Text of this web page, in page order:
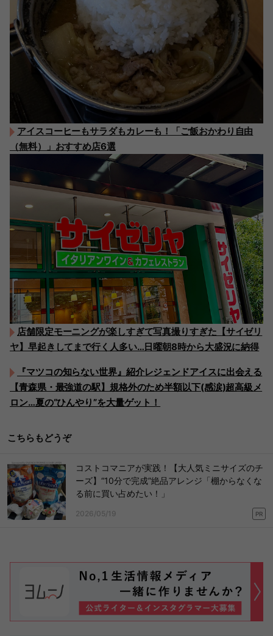
アイスコーヒーもサラダもカレーも！「ご飯おかわり自由
（無料）」おすすめ店6選
店舗限定モーニングが楽しすぎて写真撮りすぎた【サイゼリ
ヤ】早起きしてまで行く人多い…日曜朝8時から大盛況に納得
『マツコの知らない世界』紹介レジェンドアイスに出会える
【青森県・最強道の駅】規格外のため半額以下(感涙)超高級メ
ロン…夏の“ひんやり”を大量ゲット！
こちらもどうぞ
コストコマニアが実践！【大人気ミニサイズのチ
ーズ】“10分で完成”絶品アレンジ「棚からなくな
る前に買い占めたい！」
2026/05/19 PR